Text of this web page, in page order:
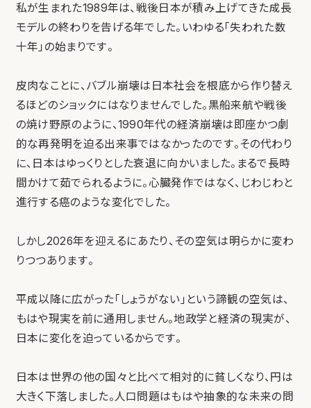
私が生まれた1989年は、戦後日本が積み上げてきた成長
モデルの終わりを告げる年でした。いわゆる「失われた数
十年」の始まりです。
皮肉なことに、バブル崩壊は日本社会を根底から作り替え
るほどのショックにはなりませんでした。黒船来航や戦後
の焼け野原のように、1990年代の経済崩壊は即座かつ劇
的な再発明を迫る出来事ではなかったのです。その代わり
に、日本はゆっくりとした衰退に向かいました。まるで長時
間かけて茹でられるように。心臓発作ではなく、じわじわと
進行する癌のような変化でした。
しかし2026年を迎えるにあたり、その空気は明らかに変わ
りつつあります。
平成以降に広がった「しょうがない」という諦観の空気は、
もはや現実を前に通用しません。地政学と経済の現実が、
日本に変化を迫っているからです。
日本は世界の他の国々と比べて相対的に貧しくなり、円は
大きく下落しました。人口問題はもはや抽象的な未来の問